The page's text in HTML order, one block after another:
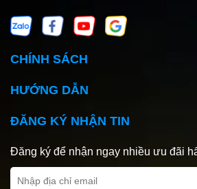
CHÍNH SÁCH
HƯỚNG DẪN
ĐĂNG KÝ NHẬN TIN
Đăng ký để nhận ngay nhiều ưu đãi